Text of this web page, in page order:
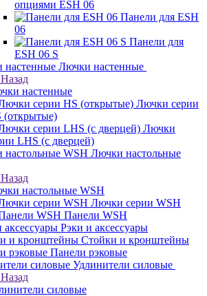
опциями ESH 06
Панели для ESH
06
Панели для
ESH 06 S
Лючки настенные
Назад
настенные
Лючки серии
(открытые)
Лючки
LHS (с дверцей)
Лючки настольные
Назад
настольные WSH
Лючки серии WSH
Панели WSH
Рэки и аксессуары
Стойки и кронштейны
Панели рэковые
Удлинители силовые
Назад
силовые